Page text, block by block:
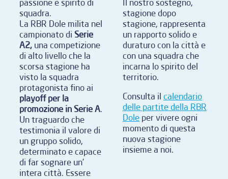
passione e spirito di
squadra.
La RBR Dole milita nel
campionato di Serie
A2,una competizione
di alto livello che la
scorsa stagione ha
visto la squadra
protagonista fino ai
playoff per la
promozione in Serie A.
Un traguardo che
testimonia il valore di
un gruppo solido,
determinato e capace
di far sognare un’
intera città. Essere
Il nostro sostegno,
stagione dopo
stagione, rappresenta
un rapporto solido e
duraturo con la città e
con una squadra che
incarna lo spirito del
territorio.
Consulta il calendario
delle partite della RBR
Dole per vivere ogni
momento di questa
nuova stagione
insieme a noi.